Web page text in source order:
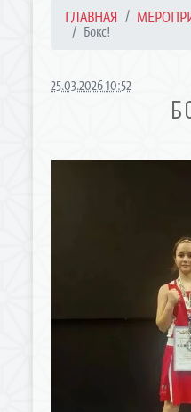
ГЛАВНАЯ
Бокс!
25.03.2026 10:52